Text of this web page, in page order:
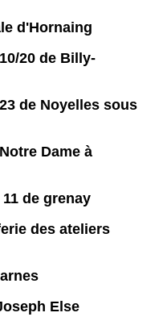
d'Hornaing
20 de Billy-
de Noyelles sous
Dame à
de grenay
des ateliers
Else